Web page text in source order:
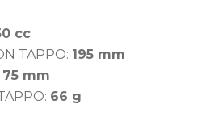
cc
TAPPO: 195 mm
75 mm
66 g